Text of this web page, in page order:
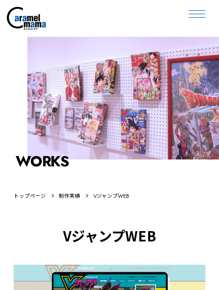
WORKS
トップページ 制作実績 VジャンプWEB
VジャンプWEB